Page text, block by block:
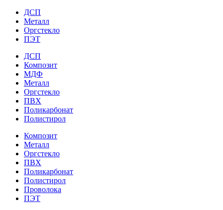
ДСП
Металл
Оргстекло
ПЭТ
ДСП
Композит
МДФ
Металл
Оргстекло
ПВХ
Поликарбонат
Полистирол
Композит
Металл
Оргстекло
ПВХ
Поликарбонат
Полистирол
Проволока
ПЭТ